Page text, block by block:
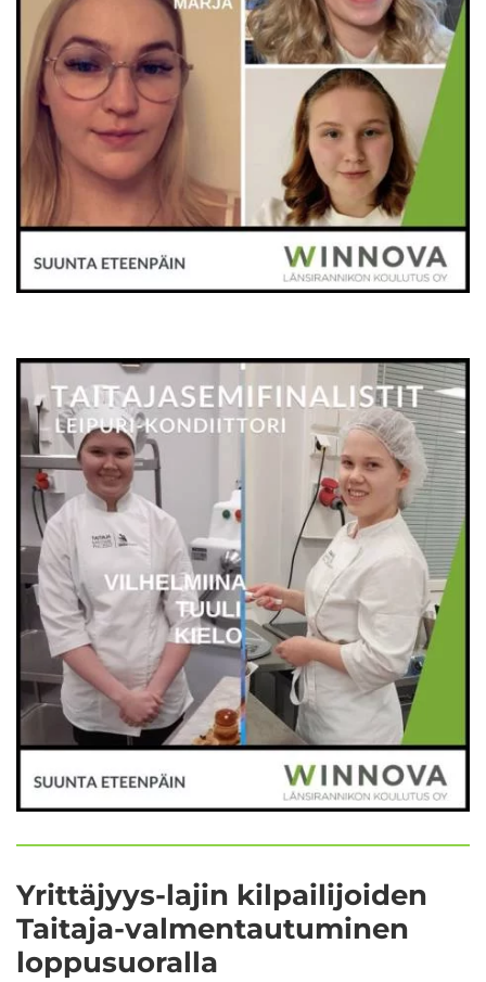
Yrittäjyys-​lajin kil­pai­li­joi­den
Taitaja-​valmentautuminen
lop­pusuo­ral­la